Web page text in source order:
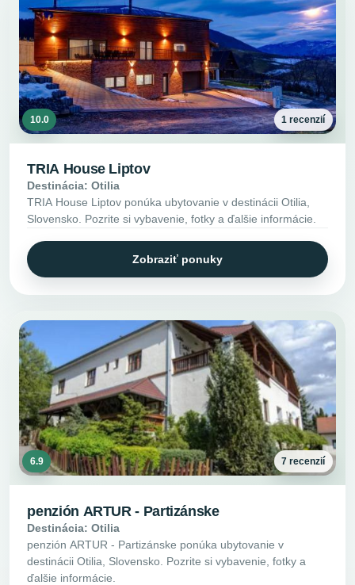
10.0 1 recenzií
TRIA House Liptov
Destinácia: Otilia
TRIA House Liptov ponúka ubytovanie v destinácii Otilia,
Slovensko. Pozrite si vybavenie, fotky a ďalšie informácie.
Zobraziť ponuky
6.9 7 recenzií
penzión ARTUR - Partizánske
Destinácia: Otilia
penzión ARTUR - Partizánske ponúka ubytovanie v
destinácii Otilia, Slovensko. Pozrite si vybavenie, fotky a
ďalšie informácie.